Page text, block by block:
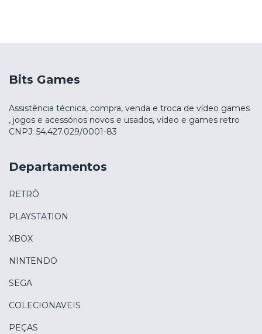
Bits Games
Assistência técnica, compra, venda e troca de vídeo games
, jogos e acessórios novos e usados, vídeo e games retro
CNPJ: 54.427.029/0001-83
Departamentos
RETRÔ
PLAYSTATION
XBOX
NINTENDO
SEGA
COLECIONAVEIS
PEÇAS